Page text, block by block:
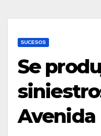
SUCESOS
Se
Avenida